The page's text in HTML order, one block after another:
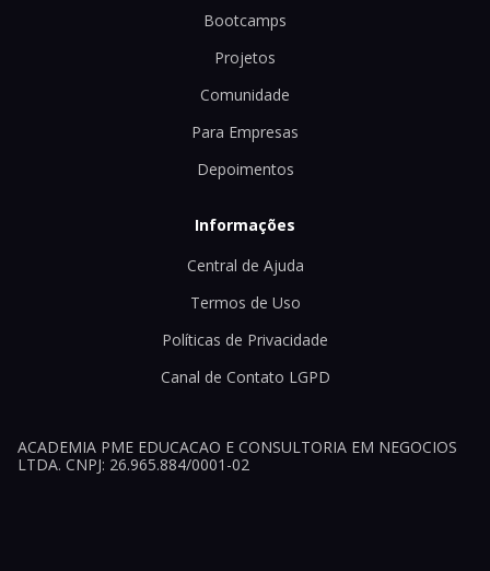
Bootcamps
Projetos
Comunidade
Para Empresas
Depoimentos
Informações
Central de Ajuda
Termos de Uso
Políticas de Privacidade
Canal de Contato LGPD
ACADEMIA PME EDUCACAO E CONSULTORIA EM NEGOCIOS
LTDA. CNPJ: 26.965.884/0001-02